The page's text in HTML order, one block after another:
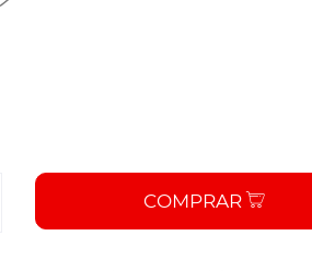
COMPRAR